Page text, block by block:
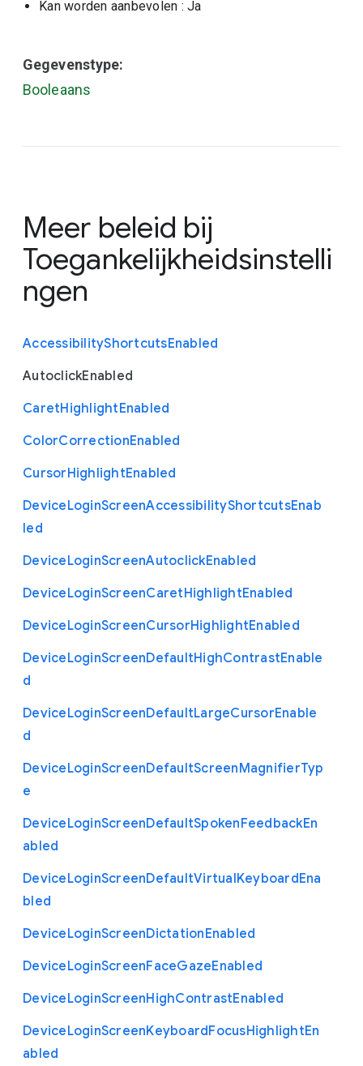
Kan worden aanbevolen : Ja
Gegevenstype:
Booleaans
Meer beleid bij
Toegankelijkheidsinstelli
ngen
AccessibilityShortcutsEnabled
AutoclickEnabled
CaretHighlightEnabled
ColorCorrectionEnabled
CursorHighlightEnabled
DeviceLoginScreenAccessibilityShortcutsEnab
led
DeviceLoginScreenAutoclickEnabled
DeviceLoginScreenCaretHighlightEnabled
DeviceLoginScreenCursorHighlightEnabled
DeviceLoginScreenDefaultHighContrastEnable
d
DeviceLoginScreenDefaultLargeCursorEnable
d
DeviceLoginScreenDefaultScreenMagnifierTyp
e
DeviceLoginScreenDefaultSpokenFeedbackEn
abled
DeviceLoginScreenDefaultVirtualKeyboardEna
bled
DeviceLoginScreenDictationEnabled
DeviceLoginScreenFaceGazeEnabled
DeviceLoginScreenHighContrastEnabled
DeviceLoginScreenKeyboardFocusHighlightEn
abled